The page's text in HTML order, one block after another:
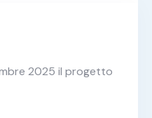
2025 il progetto